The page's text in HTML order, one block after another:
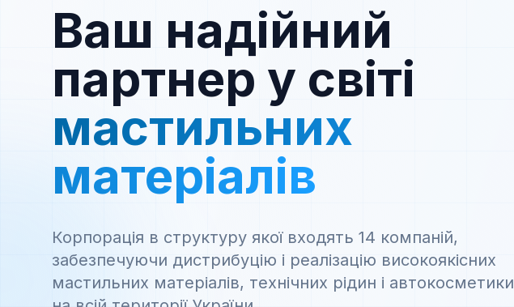
Ваш надійний
партнер у світі
мастильних
матеріалів
Корпорація в структуру якої входять 14 компаній,
забезпечуючи дистрибуцію і реалізацію високоякісних
мастильних матеріалів, технічних рідин і автокосметики